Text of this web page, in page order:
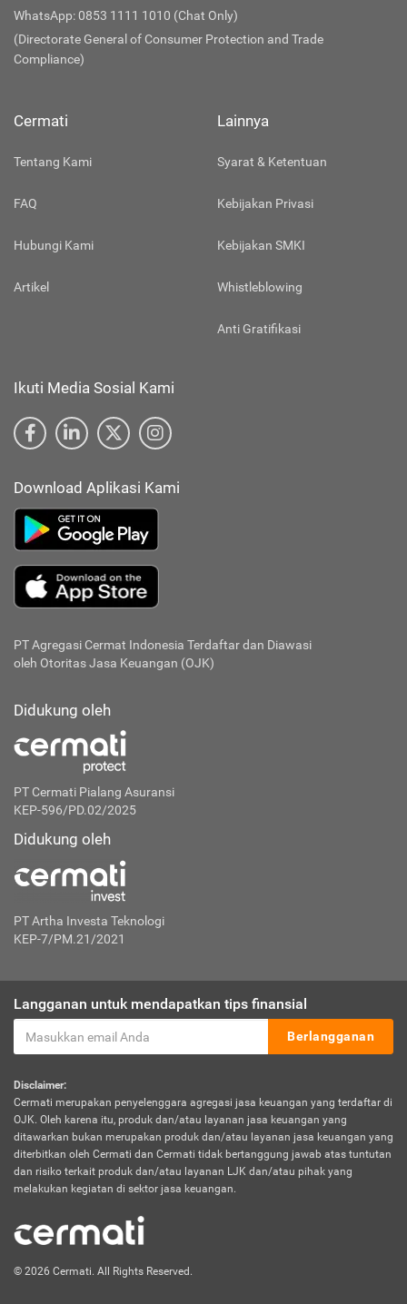
WhatsApp: 0853 1111 1010 (Chat Only)
(Directorate General of Consumer Protection and Trade
Compliance)
Cermati
Tentang Kami
FAQ
Hubungi Kami
Artikel
Lainnya
Syarat & Ketentuan
Kebijakan Privasi
Kebijakan SMKI
Whistleblowing
Anti Gratifikasi
Ikuti Media Sosial Kami
Download Aplikasi Kami
PT Agregasi Cermat Indonesia Terdaftar dan Diawasi
oleh Otoritas Jasa Keuangan (OJK)
Didukung oleh
PT Cermati Pialang Asuransi
KEP-596/PD.02/2025
Didukung oleh
PT Artha Investa Teknologi
KEP-7/PM.21/2021
Langganan untuk mendapatkan tips finansial
Berlangganan
Disclaimer:
Cermati merupakan penyelenggara agregasi jasa keuangan yang terdaftar di
OJK. Oleh karena itu, produk dan/atau layanan jasa keuangan yang
ditawarkan bukan merupakan produk dan/atau layanan jasa keuangan yang
diterbitkan oleh Cermati dan Cermati tidak bertanggung jawab atas tuntutan
dan risiko terkait produk dan/atau layanan LJK dan/atau pihak yang
melakukan kegiatan di sektor jasa keuangan.
© 2026 Cermati. All Rights Reserved.